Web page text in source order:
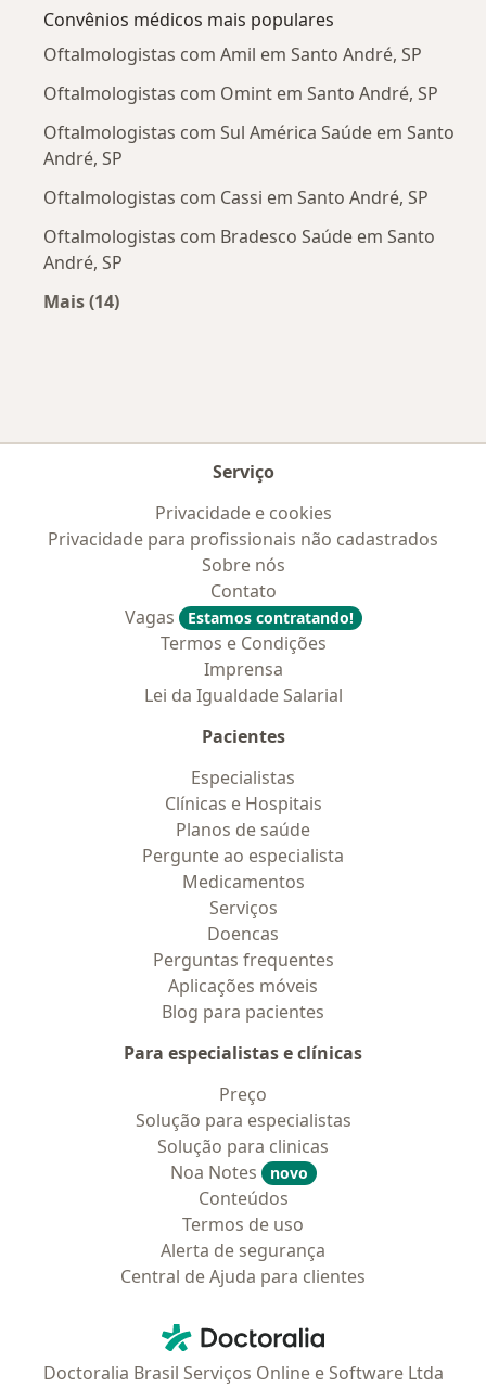
Convênios médicos mais populares
Oftalmologistas com Amil em Santo André, SP
Oftalmologistas com Omint em Santo André, SP
Oftalmologistas com Sul América Saúde em Santo
André, SP
Oftalmologistas com Cassi em Santo André, SP
Oftalmologistas com Bradesco Saúde em Santo
André, SP
Mais (14)
Serviço
Privacidade e cookies
Privacidade para profissionais não cadastrados
Sobre nós
Contato
Vagas
Estamos contratando!
Termos e Condições
Imprensa
Lei da Igualdade Salarial
Pacientes
Especialistas
Clínicas e Hospitais
Planos de saúde
Pergunte ao especialista
Medicamentos
Serviços
Doencas
Perguntas frequentes
Aplicações móveis
Blog para pacientes
Para especialistas e clínicas
Preço
Solução para especialistas
Solução para clinicas
Noa Notes
novo
Conteúdos
Termos de uso
Alerta de segurança
Central de Ajuda para clientes
Doctoralia - Homepage
Doctoralia Brasil Serviços Online e Software Ltda